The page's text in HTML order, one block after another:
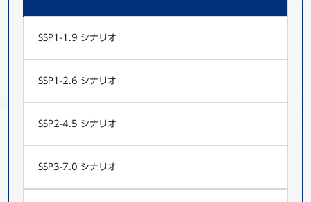
SSP1-1.9 シナリオ
SSP1-2.6 シナリオ
SSP2-4.5 シナリオ
SSP3-7.0 シナリオ